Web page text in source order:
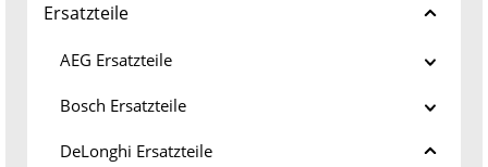
Ersatzteile
AEG Ersatzteile
Bosch Ersatzteile
DeLonghi Ersatzteile